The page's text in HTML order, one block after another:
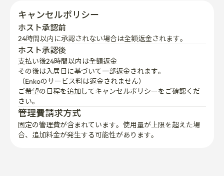
キャンセルポリシー
ホスト承認前
24時間以内に承認されない場合は全額返金されます。
ホスト承認後
支払い後24時間以内は全額返金
その後は入居日に基づいて一部返金されます。
（Enkoのサービス料は返金されません）
ご希望の日程を追加してキャンセルポリシーをご確認くだ
さい。
管理費請求方式
固定の管理費が含まれています。使用量が上限を超えた場
合、追加料金が発生する可能性があります。